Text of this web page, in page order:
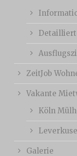
ZeitJob
Vakante
Köln
Galerie